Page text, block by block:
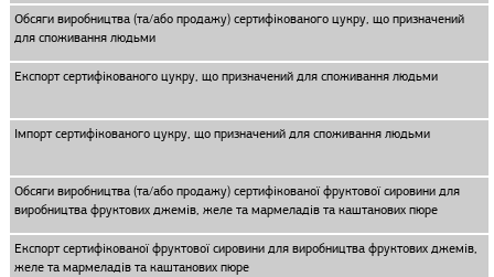
Обсяги виробництва (та/або продажу) сертифікованого цукру, що призначений
для споживання людьми
Експорт сертифікованого цукру, що призначений для споживання людьми
Імпорт сертифікованого цукру, що призначений для споживання людьми
Обсяги виробництва (та/або продажу) сертифікованої фруктової сировини для
виробництва фруктових джемів, желе та мармеладів та каштанових пюре
Експорт сертифікованої фруктової сировини для виробництва фруктових джемів,
желе та мармеладів та каштанових пюре